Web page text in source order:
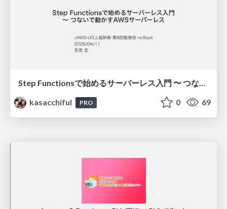
Step Functionsで始めるサーバーレス入門 〜 つないで動かすAWSサーバーレス
kasacchiful
PRO 0 69